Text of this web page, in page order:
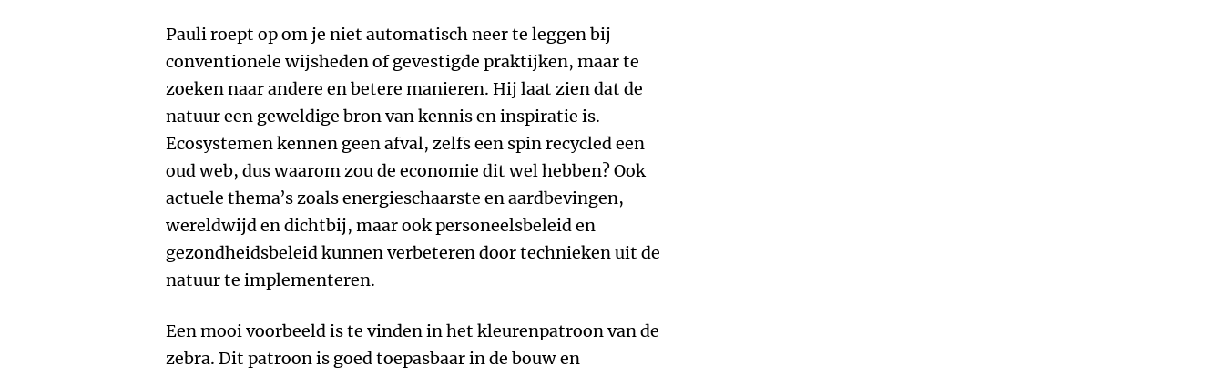
Pauli roept op om je niet automatisch neer te leggen bij
conventionele wijsheden of gevestigde praktijken, maar te
zoeken naar andere en betere manieren. Hij laat zien dat de
natuur een geweldige bron van kennis en inspiratie is.
Ecosystemen kennen geen afval, zelfs een spin recycled een
oud web, dus waarom zou de economie dit wel hebben? Ook
actuele thema’s zoals energieschaarste en aardbevingen,
wereldwijd en dichtbij, maar ook personeelsbeleid en
gezondheidsbeleid kunnen verbeteren door technieken uit de
natuur te implementeren.
Een mooi voorbeeld is te vinden in het kleurenpatroon van de
zebra. Dit patroon is goed toepasbaar in de bouw en